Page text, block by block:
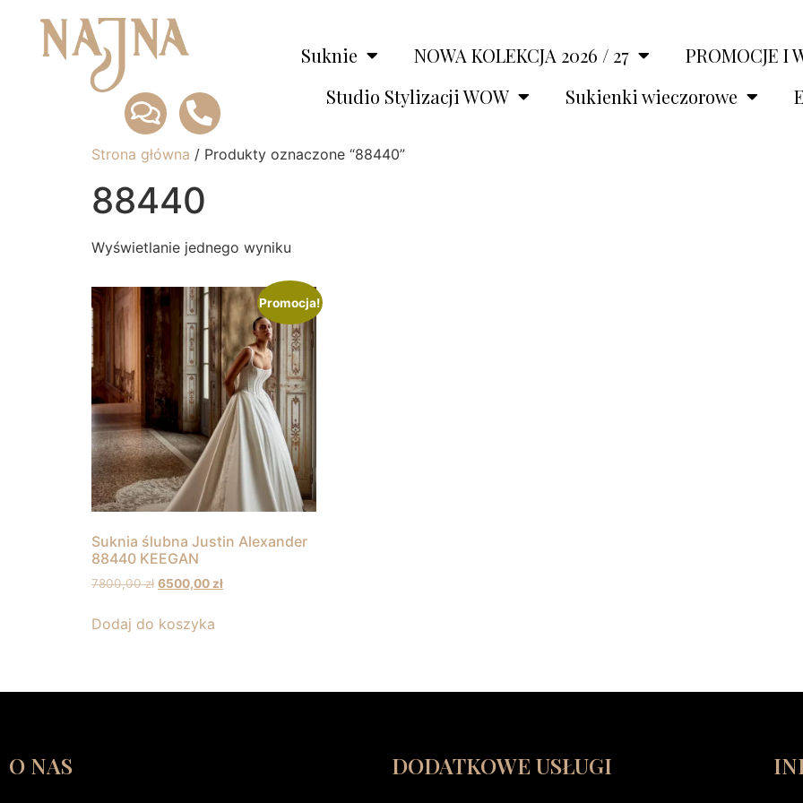
Suknie NOWA KOLEKCJA 2026 / 27
PROMOCJE I
Studio Stylizacji WOW
Sukienki wieczorowe
Strona główna / Produkty oznaczone “88440”
88440
Wyświetlanie jednego wyniku
Promocja!
Suknia ślubna Justin Alexander
88440 KEEGAN
7800,00zł 6500,00 zł
Dodaj do koszyka
O NAS DODATKOWE USŁUGI